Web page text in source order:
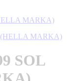
MARKA)
SOL